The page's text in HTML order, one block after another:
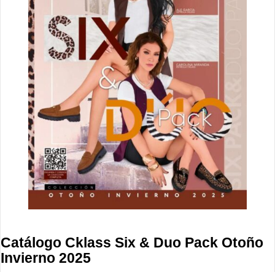
Catálogo Cklass Six & Duo Pack Otoño
Invierno 2025